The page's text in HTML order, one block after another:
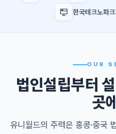
한국테크노파
OUR
법인설립부터
곳
유니월드의 주력은 홍콩·중국